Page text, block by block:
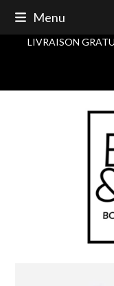
content
Menu
LIVRAISON